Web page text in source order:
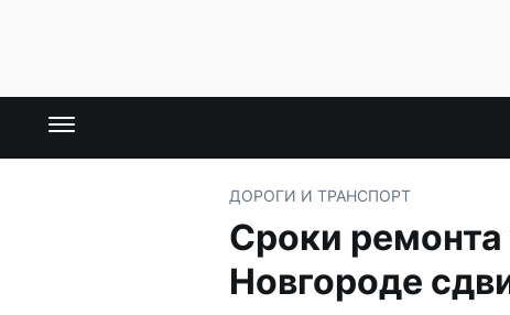
ДОРОГИ И ТРАНСПОРТ
Сроки
Новгороде